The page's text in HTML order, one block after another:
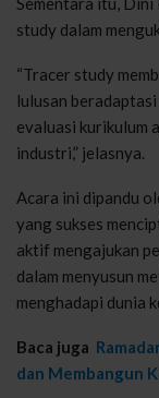
study dalam
“Tracer study
lulusan
evaluasi kurikulum
industri,” jelasnya.
Acara ini dipandu
yang sukses
aktif mengajukan
dalam menyusun
menghadapi dunia
Baca juga
dan Membangun